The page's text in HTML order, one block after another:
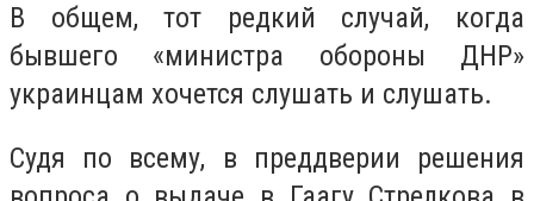
В общем, тот редкий случай, когда
бывшего «министра обороны ДНР»
украинцам хочется слушать и слушать.
Судя по всему, в преддверии решения